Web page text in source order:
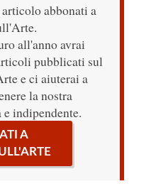
abbonati a
all'anno avrai
pubblicati sul
e ci aiuterai a
la nostra
indipendente.
A